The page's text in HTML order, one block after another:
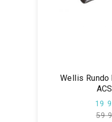
Wellis
19
59